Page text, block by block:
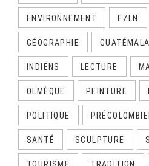
ENVIRONNEMENT EZLN
GÉOGRAPHIE GUATÉMALA
INDIENS LECTURE
OLMÈQUE PEINTURE
POLITIQUE
SANTÉ SCULPTURE
TOURISME TRADITION